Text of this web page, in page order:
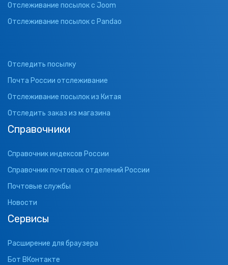
Отслеживание посылок с Joom
Отслеживание посылок с Pandao
Отследить посылку
Почта России отслеживание
Отслеживание посылок из Китая
Отследить заказ из магазина
Справочники
Справочник индексов России
Справочник почтовых отделений России
Почтовые службы
Новости
Сервисы
Расширение для браузера
Бот ВКонтакте